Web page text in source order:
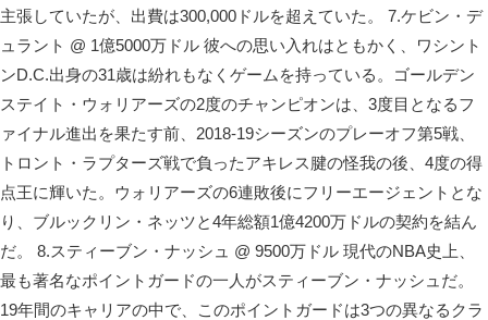
主張していたが、出費は300,000ドルを超えていた。 7.ケビン・デ
ュラント @ 1億5000万ドル 彼への思い入れはともかく、ワシント
ンD.C.出身の31歳は紛れもなくゲームを持っている。ゴールデン
ステイト・ウォリアーズの2度のチャンピオンは、3度目となるフ
ァイナル進出を果たす前、2018-19シーズンのプレーオフ第5戦、
トロント・ラプターズ戦で負ったアキレス腱の怪我の後、4度の得
点王に輝いた。ウォリアーズの6連敗後にフリーエージェントとな
り、ブルックリン・ネッツと4年総額1億4200万ドルの契約を結ん
だ。 8.スティーブン・ナッシュ @ 9500万ドル 現代のNBA史上、
最も著名なポイントガードの一人がスティーブン・ナッシュだ。
19年間のキャリアの中で、このポイントガードは3つの異なるクラ